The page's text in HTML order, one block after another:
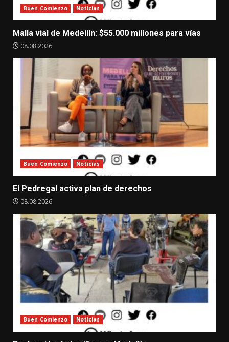
Buen Comienzo Noticias
Malla vial de Medellín: $55.000 millones para vías
08.08.2026
Buen Comienzo Noticias
El Pedregal activa plan de derechos
08.08.2026
Buen Comienzo Noticias